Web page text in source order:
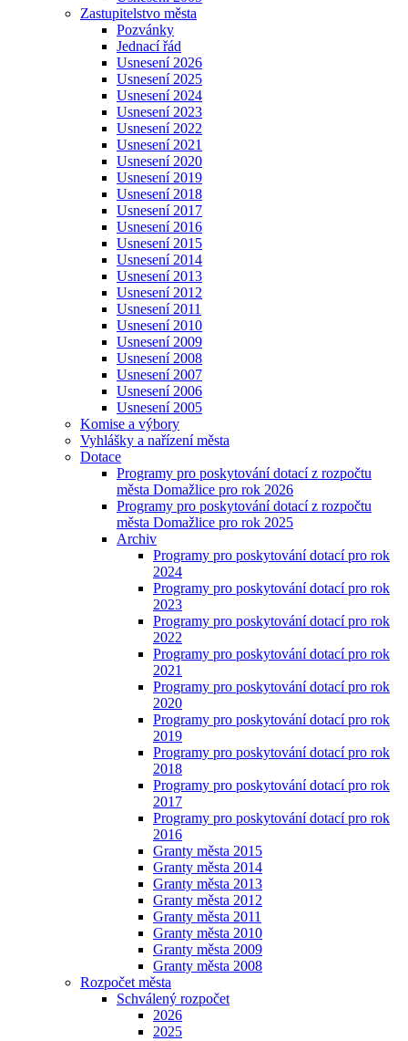
Zastupitelstvo města
Pozvánky
Jednací řád
Usnesení 2026
Usnesení 2025
Usnesení 2024
Usnesení 2023
Usnesení 2022
Usnesení 2021
Usnesení 2020
Usnesení 2019
Usnesení 2018
Usnesení 2017
Usnesení 2016
Usnesení 2015
Usnesení 2014
Usnesení 2013
Usnesení 2012
Usnesení 2011
Usnesení 2010
Usnesení 2009
Usnesení 2008
Usnesení 2007
Usnesení 2006
Usnesení 2005
Komise a výbory
Vyhlášky a nařízení města
Dotace
Programy pro poskytování dotací z rozpočtu
města Domažlice pro rok 2026
Programy pro poskytování dotací z rozpočtu
města Domažlice pro rok 2025
Archiv
Programy pro poskytování dotací pro rok
2024
Programy pro poskytování dotací pro rok
2023
Programy pro poskytování dotací pro rok
2022
Programy pro poskytování dotací pro rok
2021
Programy pro poskytování dotací pro rok
2020
Programy pro poskytování dotací pro rok
2019
Programy pro poskytování dotací pro rok
2018
Programy pro poskytování dotací pro rok
2017
Programy pro poskytování dotací pro rok
2016
Granty města 2015
Granty města 2014
Granty města 2013
Granty města 2012
Granty města 2011
Granty města 2010
Granty města 2009
Granty města 2008
Rozpočet města
Schválený rozpočet
2026
2025